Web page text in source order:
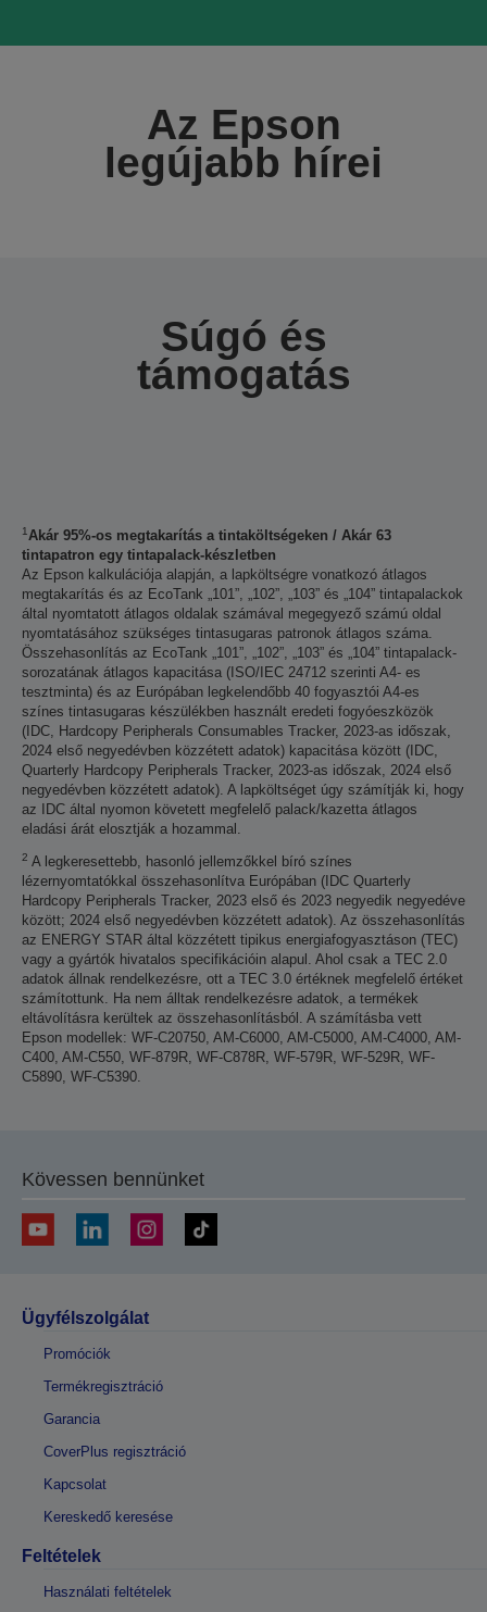
Az Epson
legújabb hírei
Súgó és
támogatás
1Akár 95%-os megtakarítás a tintaköltségeken / Akár 63
tintapatron egy tintapalack-készletben
Az Epson kalkulációja alapján, a lapköltségre vonatkozó átlagos
megtakarítás és az EcoTank „101”, „102”, „103” és „104” tintapalackok
által nyomtatott átlagos oldalak számával megegyező számú oldal
nyomtatásához szükséges tintasugaras patronok átlagos száma.
Összehasonlítás az EcoTank „101”, „102”, „103” és „104” tintapalack-
sorozatának átlagos kapacitása (ISO/IEC 24712 szerinti A4- es
tesztminta) és az Európában legkelendőbb 40 fogyasztói A4-es
színes tintasugaras készülékben használt eredeti fogyóeszközök
(IDC, Hardcopy Peripherals Consumables Tracker, 2023-as időszak,
2024 első negyedévben közzétett adatok) kapacitása között (IDC,
Quarterly Hardcopy Peripherals Tracker, 2023-as időszak, 2024 első
negyedévben közzétett adatok). A lapköltséget úgy számítják ki, hogy
az IDC által nyomon követett megfelelő palack/kazetta átlagos
eladási árát elosztják a hozammal.
2 A legkeresettebb, hasonló jellemzőkkel bíró színes
lézernyomtatókkal összehasonlítva Európában (IDC Quarterly
Hardcopy Peripherals Tracker, 2023 első és 2023 negyedik negyedéve
között; 2024 első negyedévben közzétett adatok). Az összehasonlítás
az ENERGY STAR által közzétett tipikus energiafogyasztáson (TEC)
vagy a gyártók hivatalos specifikációin alapul. Ahol csak a TEC 2.0
adatok állnak rendelkezésre, ott a TEC 3.0 értéknek megfelelő értéket
számítottunk. Ha nem álltak rendelkezésre adatok, a termékek
eltávolításra kerültek az összehasonlításból. A számításba vett
Epson modellek: WF-C20750, AM-C6000, AM-C5000, AM-C4000, AM-
C400, AM-C550, WF-879R, WF-C878R, WF-579R, WF-529R, WF-
C5890, WF-C5390.
Kövessen bennünket
Ügyfélszolgálat
Promóciók
Termékregisztráció
Garancia
CoverPlus regisztráció
Kapcsolat
Kereskedő keresése
Feltételek
Használati feltételek